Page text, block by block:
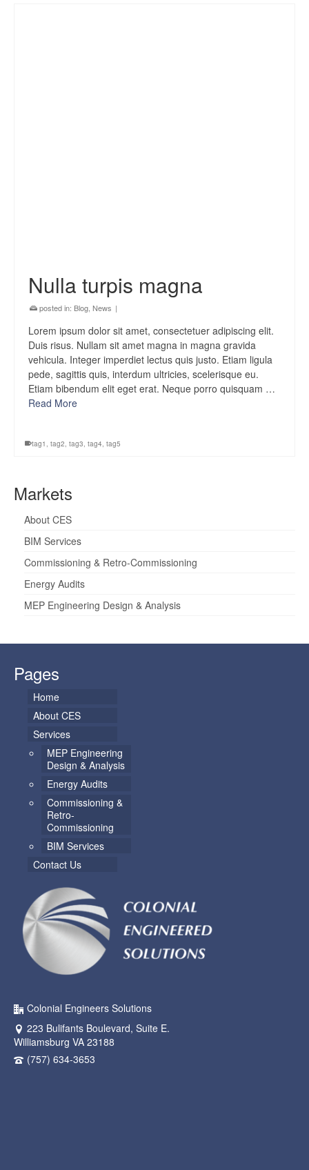
Nulla turpis magna
posted in: Blog News |
Lorem ipsum dolor sit amet, consectetuer adipiscing elit.
Duis risus. Nullam sit amet magna in magna gravida
vehicula. Integer imperdiet lectus quis justo. Etiam ligula
pede, sagittis quis, interdum ultricies, scelerisque eu.
Etiam bibendum elit eget erat. Neque porro quisquam …
Read More
tag1 , tag2, tag3, tag4, tag5
Markets
About CES
BIM Services
Commissioning & Retro-Commissioning
Energy Audits
MEP Engineering Design & Analysis
Pages
Home
About CES
Services
MEP Engineering
Design & Analysis
Energy Audits
Commissioning &
Retro-
Commissioning
BIM Services
Contact Us
Colonial Engineers Solutions
223 Bulifants Boulevard, Suite E.
Williamsburg VA 23188
(757) 634-3653